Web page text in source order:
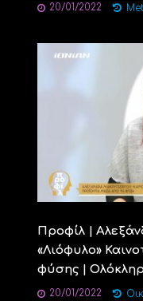
20/01/2022
Προφίλ |
«Λιόφυλο»
φύσης |
20/01/2022